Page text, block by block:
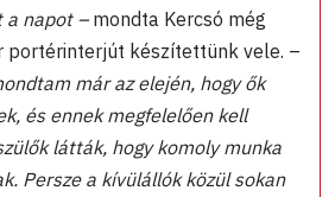
a napot –mondta Kercsó még
portérinterjút készítettünk vele. –
már az elején, hogy ők
és ennek megfelelően kell
látták, hogy komoly munka
Persze a kívülállók közül sokan